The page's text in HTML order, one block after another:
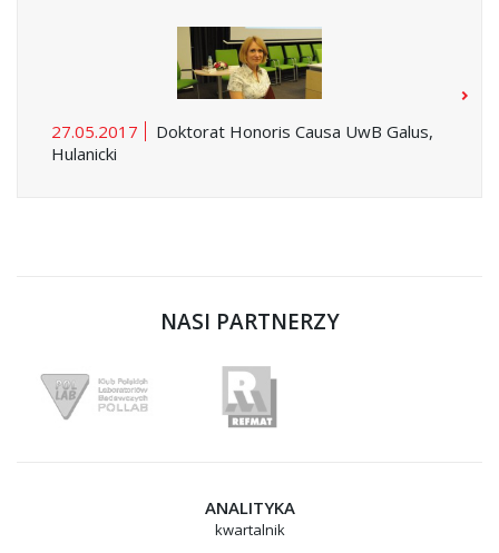
27.05.2017
Doktorat Honoris Causa UwB Galus,
Hulanicki
NASI PARTNERZY
ANALITYKA
kwartalnik